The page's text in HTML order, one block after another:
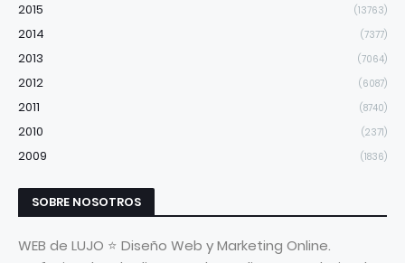
2015 (13763)
2014 (7377)
2013 (7064)
2012 (6087)
2011 (8740)
2010 (2371)
2009 (1836)
SOBRE NOSOTROS
WEB de LUJO ⭐ Diseño Web y Marketing Online.